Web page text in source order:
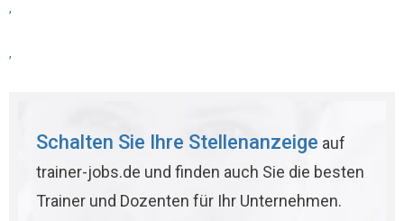
,
,
Schalten Sie Ihre Stellenanzeige auf
trainer-jobs.de und finden auch Sie die besten
Trainer und Dozenten für Ihr Unternehmen.